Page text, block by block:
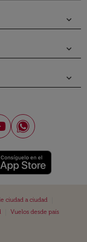
keyboard_arrow_down
keyboard_arrow_down
keyboard_arrow_down
ciudad a ciudad
Vuelos desde país